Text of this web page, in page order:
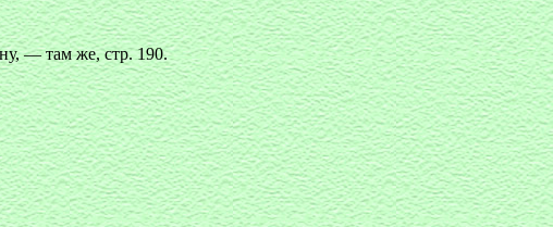
— там же, стр. 190.